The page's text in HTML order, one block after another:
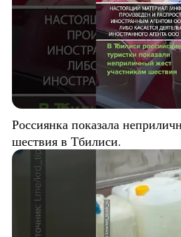
Россиянка показала
шествия в Тбилиси.